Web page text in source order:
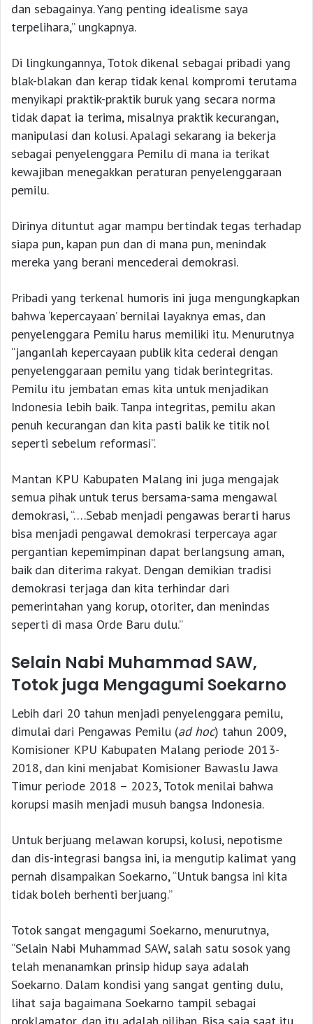
dan sebagainya. Yang penting idealisme saya
terpelihara,” ungkapnya.
Di lingkungannya, Totok dikenal sebagai pribadi yang
blak-blakan dan kerap tidak kenal kompromi terutama
menyikapi praktik-praktik buruk yang secara norma
tidak dapat ia terima, misalnya praktik kecurangan,
manipulasi dan kolusi. Apalagi sekarang ia bekerja
sebagai penyelenggara Pemilu di mana ia terikat
kewajiban menegakkan peraturan penyelenggaraan
pemilu.
Dirinya dituntut agar mampu bertindak tegas terhadap
siapa pun, kapan pun dan di mana pun, menindak
mereka yang berani mencederai demokrasi.
Pribadi yang terkenal humoris ini juga mengungkapkan
bahwa ‘kepercayaan’ bernilai layaknya emas, dan
penyelenggara Pemilu harus memiliki itu. Menurutnya
“janganlah kepercayaan publik kita cederai dengan
penyelenggaraan pemilu yang tidak berintegritas.
Pemilu itu jembatan emas kita untuk menjadikan
Indonesia lebih baik. Tanpa integritas, pemilu akan
penuh kecurangan dan kita pasti balik ke titik nol
seperti sebelum reformasi”.
Mantan KPU Kabupaten Malang ini juga mengajak
semua pihak untuk terus bersama-sama mengawal
demokrasi, “….Sebab menjadi pengawas berarti harus
bisa menjadi pengawal demokrasi terpercaya agar
pergantian kepemimpinan dapat berlangsung aman,
baik dan diterima rakyat. Dengan demikian tradisi
demokrasi terjaga dan kita terhindar dari
pemerintahan yang korup, otoriter, dan menindas
seperti di masa Orde Baru dulu.”
Selain Nabi Muhammad SAW,
Totok juga Mengagumi Soekarno
Lebih dari 20 tahun menjadi penyelenggara pemilu,
dimulai dari Pengawas Pemilu (ad hoc) tahun 2009,
Komisioner KPU Kabupaten Malang periode 2013-
2018, dan kini menjabat Komisioner Bawaslu Jawa
Timur periode 2018 – 2023, Totok menilai bahwa
korupsi masih menjadi musuh bangsa Indonesia.
Untuk berjuang melawan korupsi, kolusi, nepotisme
dan dis-integrasi bangsa ini, ia mengutip kalimat yang
pernah disampaikan Soekarno, “Untuk bangsa ini kita
tidak boleh berhenti berjuang.”
Totok sangat mengagumi Soekarno, menurutnya,
“Selain Nabi Muhammad SAW, salah satu sosok yang
telah menanamkan prinsip hidup saya adalah
Soekarno. Dalam kondisi yang sangat genting dulu,
lihat saja bagaimana Soekarno tampil sebagai